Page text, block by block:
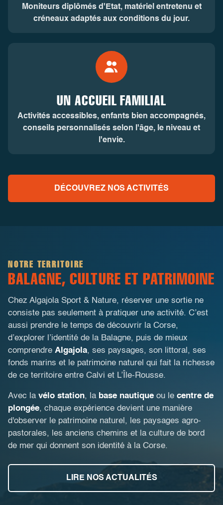
Moniteurs diplômés d'Etat, matériel entretenu et
créneaux adaptés aux conditions du jour.
UN ACCUEIL FAMILIAL
Activités accessibles, enfants bien accompagnés,
conseils personnalisés selon l'âge, le niveau et
l'envie.
DÉCOUVREZ NOS ACTIVITÉS
NOTRE TERRITOIRE
BALAGNE, CULTURE ET PATRIMOINE
Chez Algajola Sport & Nature, réserver une sortie ne
consiste pas seulement à pratiquer une activité. C’est
aussi prendre le temps de découvrir la Corse,
d’explorer l’identité de la Balagne, puis de mieux
comprendre Algajola, ses paysages, son littoral, ses
fonds marins et le patrimoine naturel qui fait la richesse
de ce territoire entre Calvi et L’Île-Rousse.
Avec la vélo station, la base nautique ou le centre de
plongée, chaque expérience devient une manière
d'observer le patrimoine naturel, les paysages agro-
pastorales, les anciens chemins et la culture de bord
de mer qui donnent son identité à la Corse.
LIRE NOS ACTUALITÉS